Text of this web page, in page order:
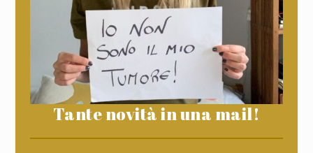
Tante novità in una mail!